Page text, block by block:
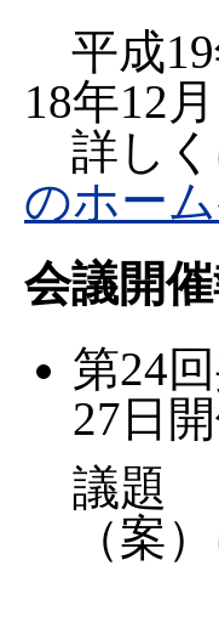
平成19
18年12
詳しく
のホー
会議開
第24
27日
議題
（案
共